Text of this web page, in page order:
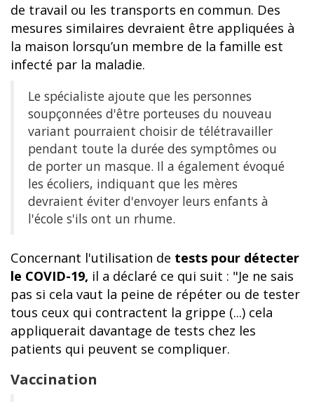
de travail ou les transports en commun. Des
mesures similaires devraient être appliquées à
la maison lorsqu’un membre de la famille est
infecté par la maladie.
Le spécialiste ajoute que les personnes
soupçonnées d'être porteuses du nouveau
variant pourraient choisir de télétravailler
pendant toute la durée des symptômes ou
de porter un masque. Il a également évoqué
les écoliers, indiquant que les mères
devraient éviter d'envoyer leurs enfants à
l'école s'ils ont un rhume.
Concernant l'utilisation de tests pour détecter
le COVID-19, il a déclaré ce qui suit : "Je ne sais
pas si cela vaut la peine de répéter ou de tester
tous ceux qui contractent la grippe (...) cela
appliquerait davantage de tests chez les
patients qui peuvent se compliquer.
Vaccination